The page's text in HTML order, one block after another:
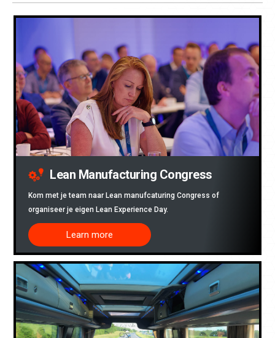
Lean Manufacturing Congress
Kom met je team naar Lean manufcaturing Congress of
organiseer je eigen Lean Experience Day.
Learn more